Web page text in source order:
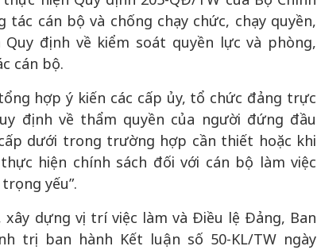
cán bộ và chống chạy chức, chạy quyền,
định về kiểm soát quyền lực và phòng,
cán bộ.
hợp ý kiến các cấp ủy, tổ chức đảng trực
định về thẩm quyền của người đứng đầu
dưới trong trường hợp cần thiết hoặc khi
hiện chính sách đối với cán bộ làm việc
yếu”.
dựng vị trí việc làm và Điều lệ Đảng, Ban
trị ban hành Kết luận số 50-KL/TW ngày